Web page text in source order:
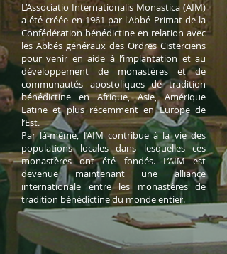
L’Associatio Internationalis Monastica (AIM)
a été créée en 1961 par l'Abbé Primat de la
Confédération bénédictine en relation avec
les Abbés généraux des Ordres Cisterciens
pour venir en aide à l’implantation et au
développement de monastères et de
communautés apostoliques de tradition
bénédictine en Afrique, Asie, Amérique
Latine et plus récemment en Europe de
l’Est.
Par là-même, l’AIM contribue à la vie des
populations locales dans lesquelles ces
monastères ont été fondés. L’AIM est
devenue maintenant une alliance
internationale entre les monastères de
tradition bénédictine du monde entier.